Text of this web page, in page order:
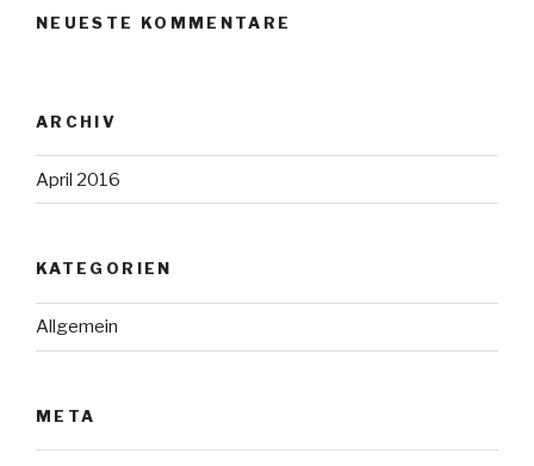
NEUESTE KOMMENTARE
ARCHIV
April 2016
KATEGORIEN
Allgemein
META